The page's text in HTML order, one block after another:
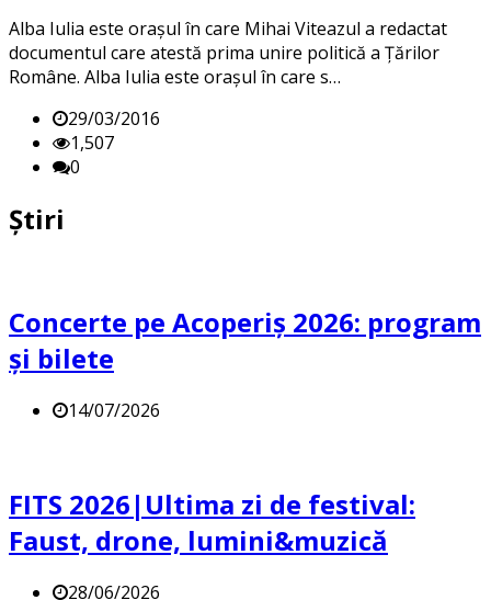
Alba Iulia este orașul în care Mihai Viteazul a redactat
documentul care atestă prima unire politică a Țărilor
Române. Alba Iulia este orașul în care s…
29/03/2016
1,507
0
Știri
Concerte pe Acoperiș 2026: program
și bilete
14/07/2026
FITS 2026|Ultima zi de festival:
Faust, drone, lumini&muzică
28/06/2026